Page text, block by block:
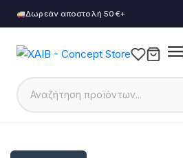
Δωρεάν αποστολή 50€+